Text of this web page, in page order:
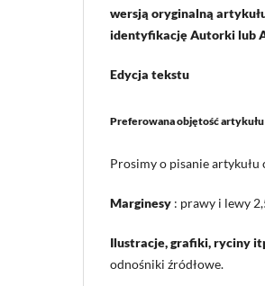
wersją oryginalną
identyfikację Autorki lub
Edycja tekstu
Preferowana objętość artykułu
Prosimy o pisanie artykułu
Marginesy : prawy i lewy
Ilustracje, grafiki, ryciny
odnośniki źródłowe.